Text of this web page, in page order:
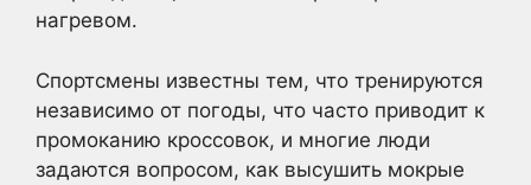
нагревом.
Спортсмены известны тем, что тренируются
независимо от погоды, что часто приводит к
промоканию кроссовок, и многие люди
задаются вопросом, как высушить мокрые